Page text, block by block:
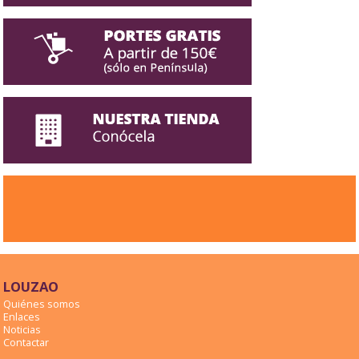
LOUZAO
Quiénes somos
Enlaces
Noticias
Contactar